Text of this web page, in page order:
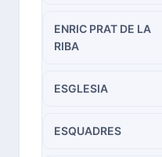
ENRIC PRAT DE LA
RIBA
ESGLESIA
ESQUADRES